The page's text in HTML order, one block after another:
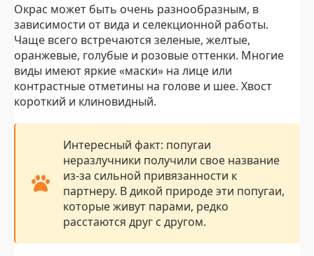
Окрас может быть очень разнообразным, в
зависимости от вида и селекционной работы.
Чаще всего встречаются зеленые, желтые,
оранжевые, голубые и розовые оттенки. Многие
виды имеют яркие «маски» на лице или
контрастные отметины на голове и шее. Хвост
короткий и клиновидный.
Интересный факт: попугаи
неразлучники получили свое название
из-за сильной привязанности к
партнеру. В дикой природе эти попугаи,
которые живут парами, редко
расстаются друг с другом.